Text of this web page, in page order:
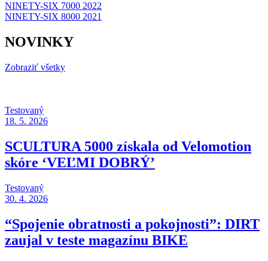
NINETY-SIX 7000 2022
NINETY-SIX 8000 2021
NOVINKY
Zobraziť všetky
Testovaný
18. 5. 2026
SCULTURA 5000 získala od Velomotion
skóre ‘VEĽMI DOBRÝ’
Testovaný
30. 4. 2026
“Spojenie obratnosti a pokojnosti”: DIRT
zaujal v teste magazínu BIKE